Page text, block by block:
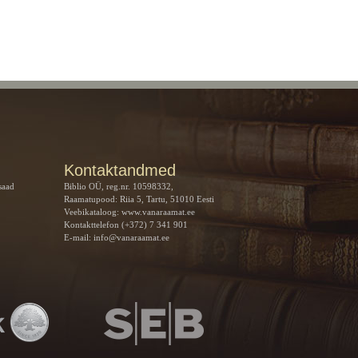
Kontaktandmed
Biblio OÜ, reg.nr. 10598332,
Raamatupood: Riia 5, Tartu, 51010 Eesti
Veebikataloog: www.vanaraamat.ee
Kontakttelefon (+372) 7 341 901
E-mail: info@vanaraamat.ee